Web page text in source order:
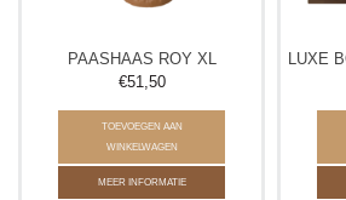
PAASHAAS ROY XL
€51,50
TOEVOEGEN AAN
WINKELWAGEN
MEER INFORMATIE